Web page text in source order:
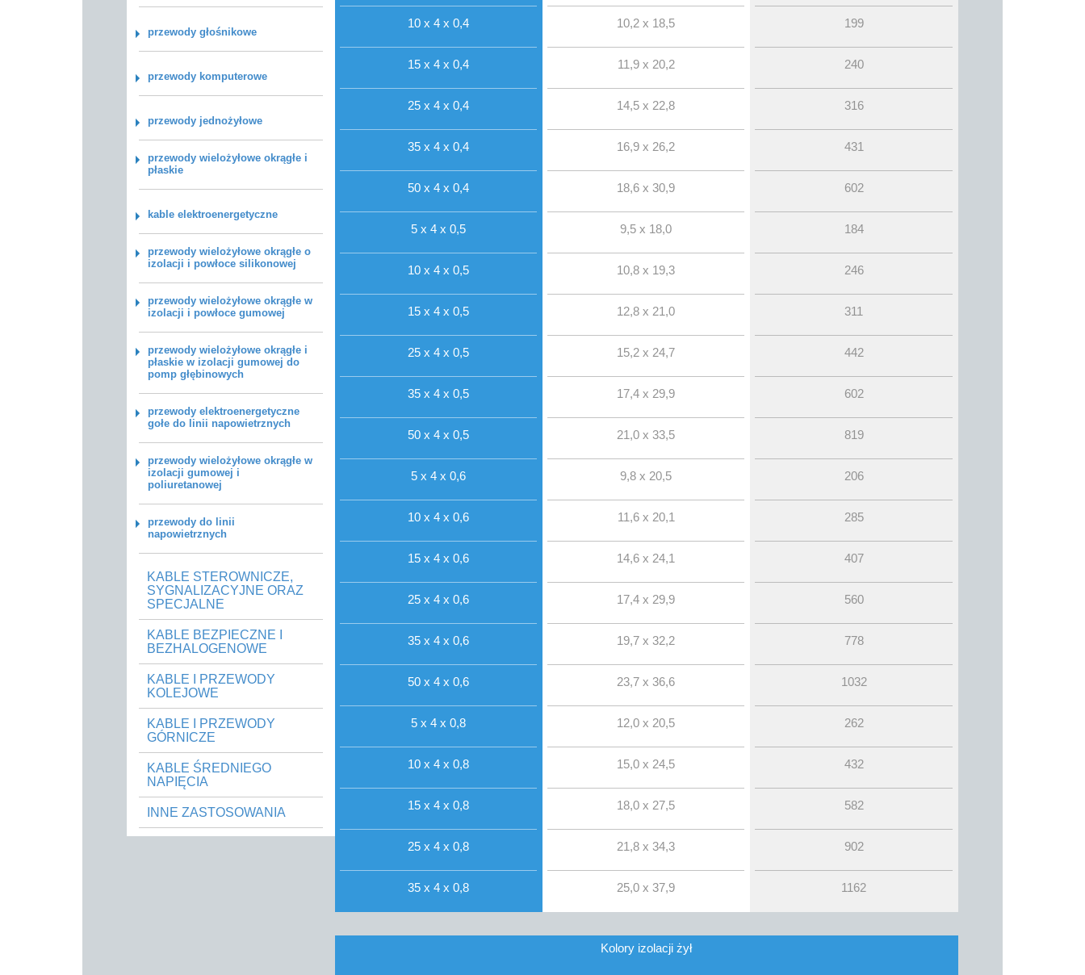
przewody głośnikowe
przewody komputerowe
przewody jednożyłowe
przewody wielożyłowe okrągłe i
płaskie
kable elektroenergetyczne
przewody wielożyłowe okrągłe o
izolacji i powłoce silikonowej
przewody wielożyłowe okrągłe w
izolacji i powłoce gumowej
przewody wielożyłowe okrągłe i
płaskie w izolacji gumowej do
pomp głębinowych
przewody elektroenergetyczne
gołe do linii napowietrznych
przewody wielożyłowe okrągłe w
izolacji gumowej i
poliuretanowej
przewody do linii
napowietrznych
KABLE STEROWNICZE,
SYGNALIZACYJNE ORAZ
SPECJALNE
KABLE BEZPIECZNE I
BEZHALOGENOWE
KABLE I PRZEWODY
KOLEJOWE
KABLE I PRZEWODY
GÓRNICZE
KABLE ŚREDNIEGO
NAPIĘCIA
INNE ZASTOSOWANIA
10 x 4 x 0,4 10,2 x 18,5 199
15 x 4 x 0,4 11,9 x 20,2 240
25 x 4 x 0,4 14,5 x 22,8 316
35 x 4 x 0,4 16,9 x 26,2 431
50 x 4 x 0,4 18,6 x 30,9 602
5 x 4 x 0,5 9,5 x 18,0 184
10 x 4 x 0,5 10,8 x 19,3 246
15 x 4 x 0,5 12,8 x 21,0 311
25 x 4 x 0,5 15,2 x 24,7 442
35 x 4 x 0,5 17,4 x 29,9 602
50 x 4 x 0,5 21,0 x 33,5 819
5 x 4 x 0,6 9,8 x 20,5 206
10 x 4 x 0,6 11,6 x 20,1 285
15 x 4 x 0,6 14,6 x 24,1 407
25 x 4 x 0,6 17,4 x 29,9 560
35 x 4 x 0,6 19,7 x 32,2 778
50 x 4 x 0,6 23,7 x 36,6 1032
5 x 4 x 0,8 12,0 x 20,5 262
10 x 4 x 0,8 15,0 x 24,5 432
15 x 4 x 0,8 18,0 x 27,5 582
25 x 4 x 0,8 21,8 x 34,3 902
35 x 4 x 0,8 25,0 x 37,9 1162
Kolory izolacji żył